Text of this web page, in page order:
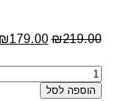
₪219.00
המחיר
היה:
₪179.00
כמות
של
שמפו
הוספה לסל